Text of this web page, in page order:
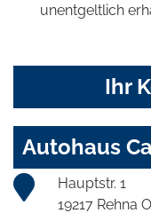
unentgeltlich
Ihr
Autohaus
Hauptstr. 1
19217 Rehna